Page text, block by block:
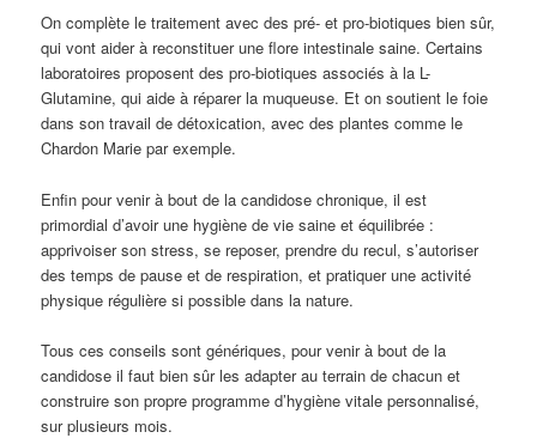
On complète le traitement avec des pré- et pro-biotiques bien sûr,
qui vont aider à reconstituer une flore intestinale saine. Certains
laboratoires proposent des pro-biotiques associés à la L-
Glutamine, qui aide à réparer la muqueuse. Et on soutient le foie
dans son travail de détoxication, avec des plantes comme le
Chardon Marie par exemple.
Enfin pour venir à bout de la candidose chronique, il est
primordial d’avoir une hygiène de vie saine et équilibrée :
apprivoiser son stress, se reposer, prendre du recul, s’autoriser
des temps de pause et de respiration, et pratiquer une activité
physique régulière si possible dans la nature.
Tous ces conseils sont génériques, pour venir à bout de la
candidose il faut bien sûr les adapter au terrain de chacun et
construire son propre programme d’hygiène vitale personnalisé,
sur plusieurs mois.